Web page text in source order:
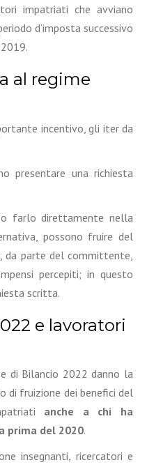
impatriati che avviano
d’imposta successivo
al regime
incentivo, gli iter da
presentare una richiesta
farlo direttamente nella
possono fruire del
da parte del committente,
percepiti; in questo
scritta.
e lavoratori
di Bilancio 2022 danno la
di fruizione dei benefici del
anche a chi ha
prima del 2020.
insegnanti, ricercatori e